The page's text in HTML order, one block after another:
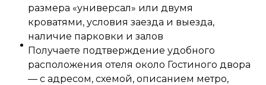
размера «универсал» или двумя
кроватями, условия заезда и выезда,
наличие парковки и залов
Получаете подтверждение удобного
расположения отеля около Гостиного двора
— с адресом, схемой, описанием метро,